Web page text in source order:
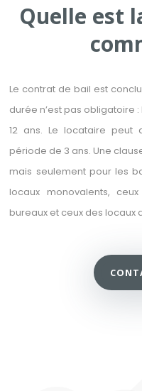
Quelle est
Le contrat de bail est
durée n’est pas obligatoire
12 ans. Le locataire peut
période de 3 ans. Une
mais seulement pour les
locaux monovalents,
bureaux et ceux des locaux